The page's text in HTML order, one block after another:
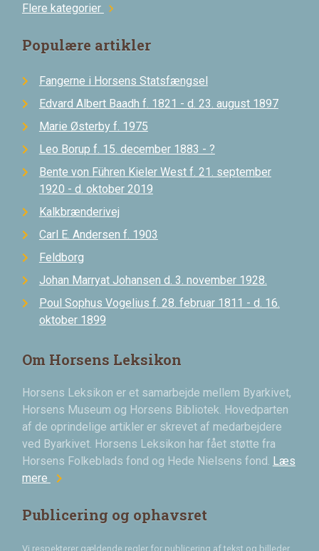
Flere kategorier chevron_right
Populære artikler
Fangerne i Horsens Statsfængsel
Edvard Albert Baadh f. 1821 - d. 23. august 1897
Marie Østerby f. 1975
Leo Borup f. 15. december 1883 - ?
Bente von Führen Kieler West f. 21. september
1920 - d. oktober 2019
Kalkbrænderivej
Carl E. Andersen f. 1903
Feldborg
Johan Marryat Johansen d. 3. november 1928.
Poul Sophus Vogelius f. 28. februar 1811 - d. 16.
oktober 1899
Om Horsens Leksikon
Horsens Leksikon er et samarbejde mellem Byarkivet,
Horsens Museum og Horsens Bibliotek. Hovedparten
af de oprindelige artikler er skrevet af medarbejdere
ved Byarkivet. Horsens Leksikon har fået støtte fra
Horsens Folkeblads fond og Hede Nielsens fond. Læs
mere chevron_right
Publicering og ophavsret
Vi respekterer gældende regler for publicering af tekst og billeder